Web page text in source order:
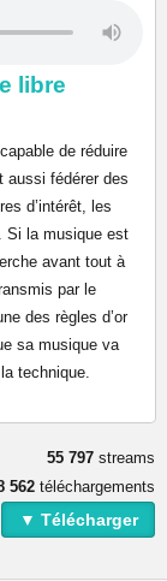
libre
de réduire
aussi fédérer des
d’intérêt, les
Si la musique est
avant tout à
par le
des règles d’or
sa musique va
technique.
55 797 streams
562 téléchargements
▼ Télécharger